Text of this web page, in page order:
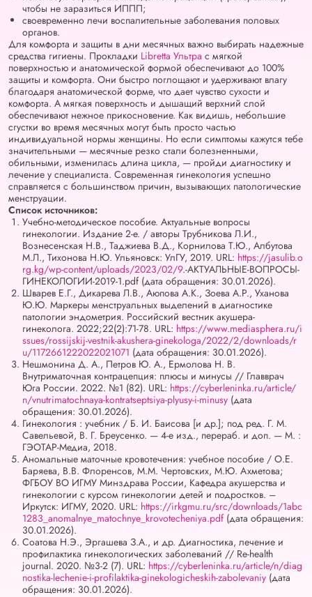
чтобы не заразиться ИППП;
своевременно лечи воспалительные заболевания половых
органов.
Для комфорта и защиты в дни месячных важно выбирать надежные
средства гигиены. Прокладки Libretta Ультра с мягкой
поверхностью и анатомической формой обеспечивают до 100%
защиты и комфорта. Они быстро поглощают и удерживают влагу
благодаря анатомической форме, что дает чувство сухости и
комфорта. А мягкая поверхность и дышащий верхний слой
обеспечивают нежное прикосновение. Как видишь, небольшие
сгустки во время месячных могут быть просто частью
индивидуальной нормы женщины. Но если симптомы кажутся тебе
значительными — месячные резко стали болезненными,
обильными, изменилась длина цикла, — пройди диагностику и
лечение у специалиста. Современная гинекология успешно
справляется с большинством причин, вызывающих патологические
менструации.
Список источников:
Учебно-методическое пособие. Актуальные вопросы
гинекологии. Издание 2-е. / авторы Трубникова Л.И.,
Вознесенская Н.В., Таджиева В.Д., Корнилова Т.Ю., Албутова
М.Л., Тихонова Н.Ю. Ульяновск: УлГУ, 2019. URL: https://jasulib.o
rg.kg/wp-content/uploads/2023/02/9.-АКТУАЛЬНЫЕ-ВОПРОСЫ-
ГИНЕКОЛОГИИ-2019-1.pdf (дата обращения: 30.01.2026).
Шварев Е.Г., Дикарева Л.В., Аюпова А.К., Зоева А.Р., Уханова
Ю.Ю. Маркеры менструальных выделений в диагностике
патологии эндометрия. Российский вестник акушера-
гинеколога. 2022;22(2):71‑78. URL: https://www.mediasphera.ru/i
ssues/rossijskij-vestnik-akushera-ginekologa/2022/2/downloads/r
u/1172661222022021071 (дата обращения: 30.01.2026).
Нешмонина Д. А., Петров Ю. А., Ермолова Н. В.
Внутриматочная контрацепция: плюсы и минусы // Главврач
Юга России. 2022. №1 (82). URL: https://cyberleninka.ru/article/
n/vnutrimatochnaya-kontratseptsiya-plyusy-i-minusy (дата
обращения: 30.01.2026).
Гинекология : учебник / Б. И. Баисова [и др.]; под ред. Г. М.
Савельевой, В. Г. Бреусенко. — 4-е изд., перераб. и доп. — М. :
ГЭОТАР-Медиа, 2018.
Аномальные маточные кровотечения: учебное пособие / О.Е.
Баряева, В.В. Флоренсов, М.М. Чертовских, М.Ю. Ахметова;
ФГБОУ ВО ИГМУ Минздрава России, Кафедра акушерства и
гинекологии с курсом гинекологии детей и подростков. –
Иркутск: ИГМУ, 2020. URL: https://irkgmu.ru/src/downloads/1abc
1283_anomalnye_matochnye_krovotecheniya.pdf (дата обращения:
30.01.2026).
Соатова Н.Э., Эргашева З.А., и др. Диагностика, лечение и
профилактика гинекологических заболеваний // Re-health
journal. 2020. №3-2 (7). URL: https://cyberleninka.ru/article/n/diag
nostika-lechenie-i-profilaktika-ginekologicheskih-zabolevaniy (дата
обращения: 30.01.2026).